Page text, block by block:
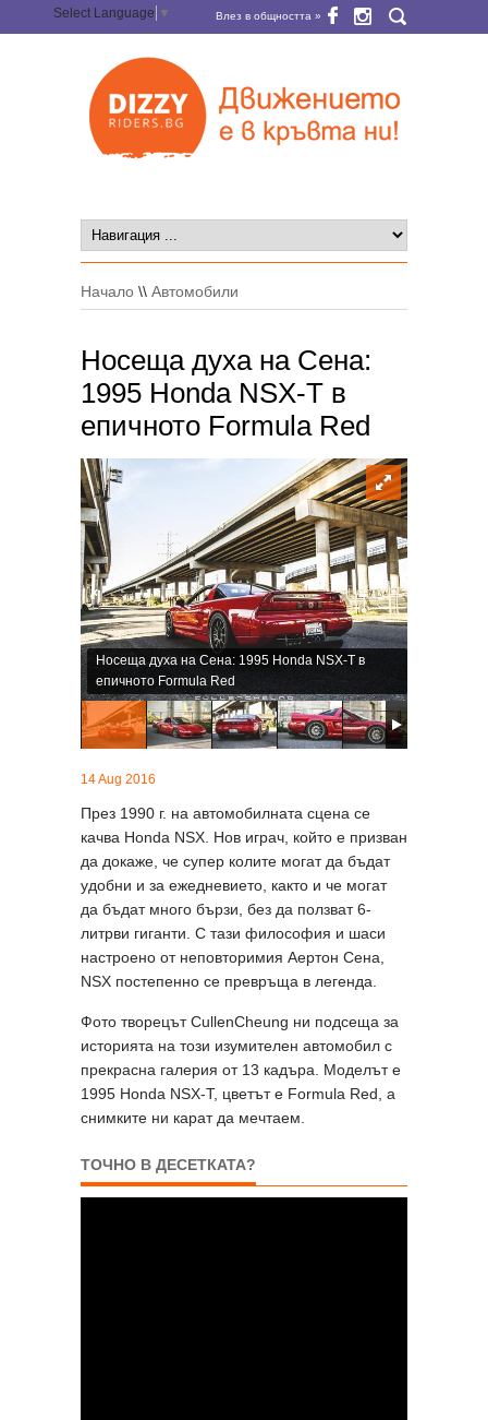
Select Language ▼ Влез в общността »
Начало \\ Автомобили
Носеща духа на Сена:
1995 Honda NSX-T в
епичното Formula Red
Носеща духа на Сена: 1995 Honda NSX-T в
епичното Formula Red
14 Aug 2016
През 1990 г. на автомобилната сцена се
качва Honda NSX. Нов играч, който е призван
да докаже, че супер колите могат да бъдат
удобни и за ежедневието, както и че могат
да бъдат много бързи, без да ползват 6-
литрви гиганти. С тази философия и шаси
настроено от неповторимия Аертон Сена,
NSX постепенно се превръща в легенда.
Фото творецът CullenCheung ни подсеща за
историята на този изумителен автомобил с
прекрасна галерия от 13 кадъра. Моделът е
1995 Honda NSX-T, цветът е Formula Red, а
снимките ни карат да мечтаем.
ТОЧНО В ДЕСЕТКАТА?